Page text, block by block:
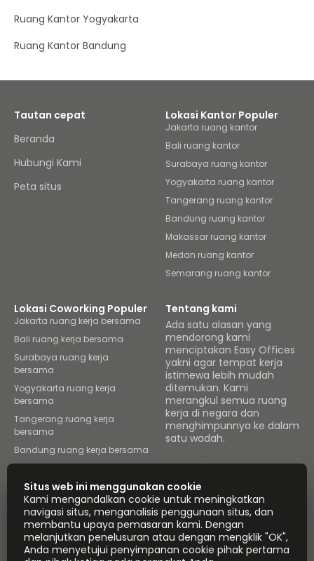
Ruang Kantor Yogyakarta
Ruang Kantor Bandung
Tautan cepat
Beranda
Hubungi Kami
Peta situs
Lokasi Kantor Populer
Jakarta ruang kantor
Bali ruang kantor
Surabaya ruang kantor
Yogyakarta ruang kantor
Tangerang ruang kantor
Bandung ruang kantor
Makassar ruang kantor
Medan ruang kantor
Semarang ruang kantor
Lokasi Coworking Populer
Jakarta ruang kerja bersama
Bali ruang kerja bersama
Surabaya ruang kerja
bersama
Yogyakarta ruang kerja
bersama
Tangerang ruang kerja
bersama
Bandung ruang kerja bersama
bersama
Medan ruang kerja bersama
Semarang ruang kerja
bersama
Tentang kami
Ada satu alasan yang
mendorong kami
menciptakan Easy Offices
yakni agar tempat kerja
istimewa lebih mudah
ditemukan. Kami
merangkul semua ruang
kerja di negara dan
menghimpunnya ke dalam
satu wadah.
Telusuri ruang
Instant Offices Coworker
Situs web ini menggunakan cookie
Kami mengandalkan cookie untuk meningkatkan
navigasi situs, menganalisis penggunaan situs, dan
membantu upaya pemasaran kami. Dengan
melanjutkan penelusuran atau dengan mengklik "OK",
Anda menyetujui penyimpanan cookie pihak pertama